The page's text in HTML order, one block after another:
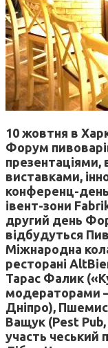
10 жовтня в
Форум
презентаціями,
виставками,
конференц-день
івент-зони
другий день
відбудуться
Міжнародна
ресторані
Тарас Фалик
модераторами
Дніпро),
Ващук (Pest
участь чеський